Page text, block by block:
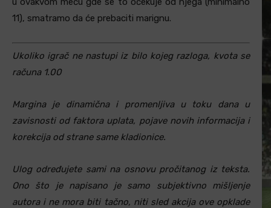
11), smatramo da će prebaciti marignu.
Ukoliko igrač ne nastupi iz bilo kojeg razloga, kvota se
računa 1.00
Margina je dinamična i promenljiva u toku dana u
zavisnosti od faktora uplata, pojave novih informacija i
korekcija od strane same kladionice.
Ulog određujete sami na osnovu pročitanog iz teksta.
Ono što je napisano je samo subjektivno mišljenje
autora i ne mora biti tačno, niti sled akcija ove opklade